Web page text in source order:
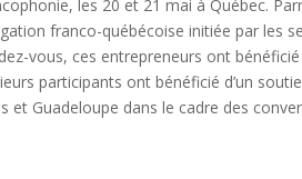
les 20 et 21 mai à Québec.
franco-québécoise initiée par les
vous, ces entrepreneurs ont
participants ont bénéficié d’un
et Guadeloupe dans le cadre des